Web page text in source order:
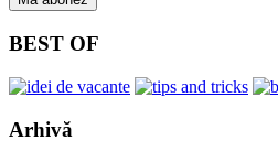
BEST OF
Arhivă